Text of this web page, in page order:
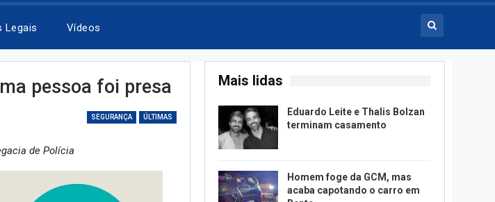
Legais Vídeos
pessoa foi presa
SEGURANÇA ÚLTIMAS
de Polícia
Mais lidas
Eduardo Leite e Thalis Bolzan
terminam casamento
Homem foge da GCM, mas
acaba capotando o carro em